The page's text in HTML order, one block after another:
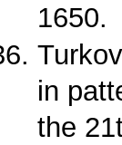
1650.
in
the